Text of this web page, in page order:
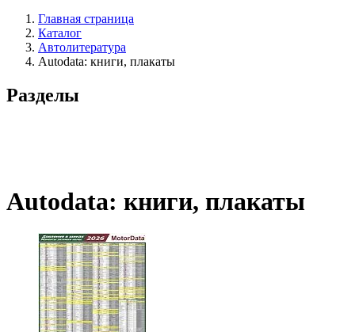
Главная страница
Каталог
Автолитература
Autodata: книги, плакаты
Разделы
Autodata: книги, плакаты